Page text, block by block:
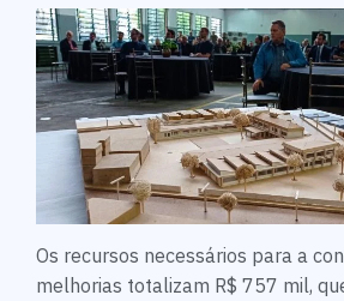
Os recursos necessários para a
melhorias totalizam R$ 757 mil,